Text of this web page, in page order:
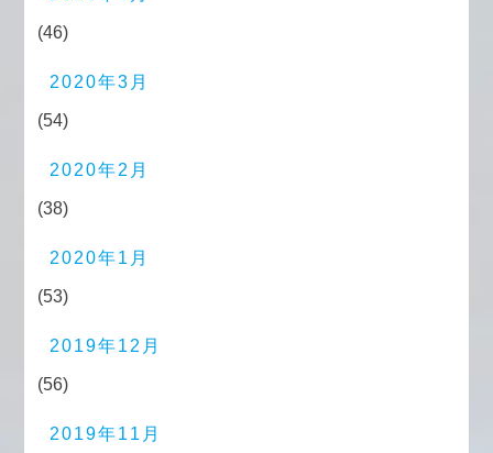
(46)
2020年3月
(54)
2020年2月
(38)
2020年1月
(53)
2019年12月
(56)
2019年11月